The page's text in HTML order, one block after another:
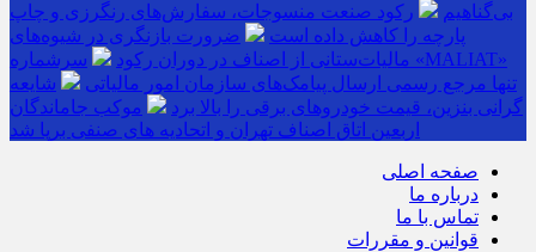
بی‌گناهیم
رکود صنعت منسوجات، سفارش‌های رنگرزی و چاپ
پارچه را کاهش داده است
ضرورت بازنگری در شیوه‌های
مالیات‌ستانی از اصناف در دوران رکود
سرشماره «MALIAT»
تنها مرجع رسمی ارسال پیامک‌های سازمان امور مالیاتی
شایعه
گرانی بنزین، قیمت خودروهای برقی را بالا برد
موکب جاماندگان
اربعین اتاق اصناف تهران و اتحادیه های صنفی برپا شد
صفحه اصلی
درباره ما
تماس با ما
قوانین و مقررات